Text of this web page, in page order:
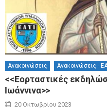
Ανακοινώσεις Ανακοινώσεις -
<<Εορταστικές
Ιωάννινα>>
Posted on
20 Οκτωβρίου 2023